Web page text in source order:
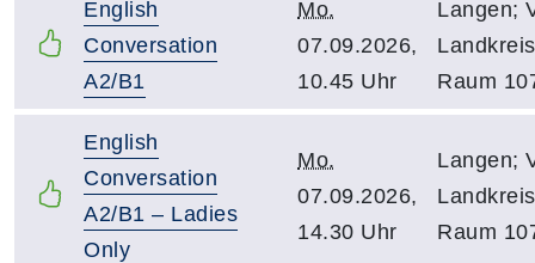
English
Conversation
A2/B1
Mo.
07.09.2026,
10.45 Uhr
Langen;
Raum
English
Conversation
A2/B1 – Ladies
Only
Mo.
07.09.2026,
14.30 Uhr
Langen;
Raum